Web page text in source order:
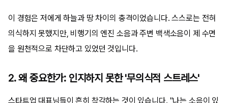
이 경험은 저에게 하늘과 땅 차이의 충격이었습니다. 스스로는 전혀
의식하지 못했지만, 비행기의 엔진 소음과 주변 백색소음이 제 수면
을 원천적으로 차단하고 있었던 것입니다.
2. 왜 중요한가: 인지하지 못한 '무의식적 스트레스'
스타트업 대표님들이 흔히 착각하는 것이 있습니다. "나는 소음이 있